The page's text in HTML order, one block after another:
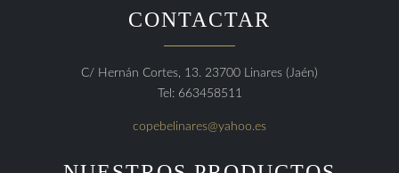
CONTACTAR
C/ Hernán Cortes, 13. 23700 Linares (Jaén)
Tel: 663458511
copebelinares@yahoo.es